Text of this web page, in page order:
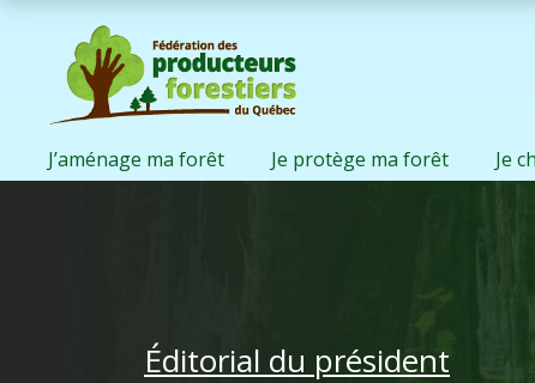
J’aménage ma forêt Je protège ma forêt Je
Éditorial du président